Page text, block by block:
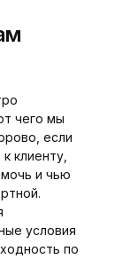
чего мы
если
клиенту,
и чью
условия
по